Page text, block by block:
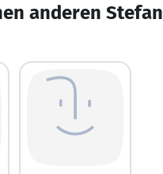
anderen Stefan